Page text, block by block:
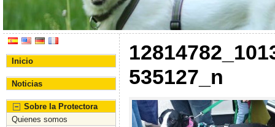
Inicio
Noticias
Sobre la Protectora
Quienes somos
535127_n